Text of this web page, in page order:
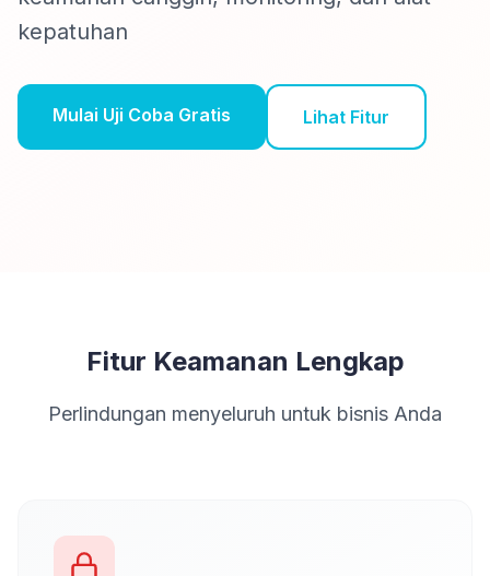
kepatuhan
Mulai Uji Coba Gratis Lihat Fitur
Fitur Keamanan Lengkap
Perlindungan menyeluruh untuk bisnis Anda